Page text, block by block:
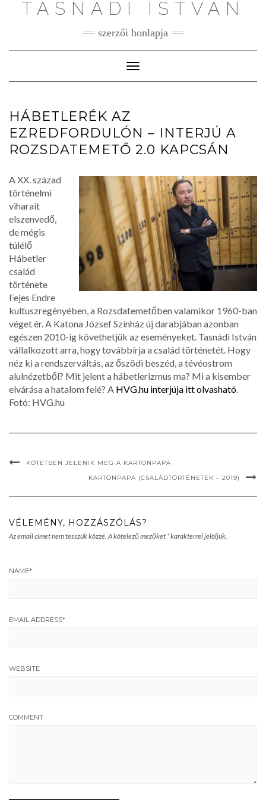
TASNÁDI ISTVÁN
szerzői honlapja
Toggle
Navigation
HÁBETLERÉK AZ
EZREDFORDULÓN – INTERJÚ A
ROZSDATEMETŐ 2.0 KAPCSÁN
A XX. század
történelmi
viharait
elszenvedő,
de mégis
túlélő
Hábetler
család
története
Fejes Endre
kultuszregényében, a Rozsdatemetőben valamikor 1960-ban
véget ér. A Katona József Színház új darabjában azonban
egészen 2010-ig követhetjük az eseményeket. Tasnádi István
vállalkozott arra, hogy továbbírja a család történetét. Hogy
néz ki a rendszerváltás, az őszödi beszéd, a tévéostrom
alulnézetből? Mit jelent a hábetlerizmus ma? Mi a kisember
elvárása a hatalom felé? A HVG.hu interjúja itt olvasható.
Fotó: HVG.hu
KÖTETBEN JELENIK MEG A KARTONPAPA
KARTONPAPA (CSALÁDTÖRTÉNETEK – 2019)
VÉLEMÉNY, HOZZÁSZÓLÁS?
Az email címet nem tesszük közzé. A kötelező mezőket *karakterrel jelöljük.
NAME*
EMAIL ADDRESS*
WEBSITE
COMMENT